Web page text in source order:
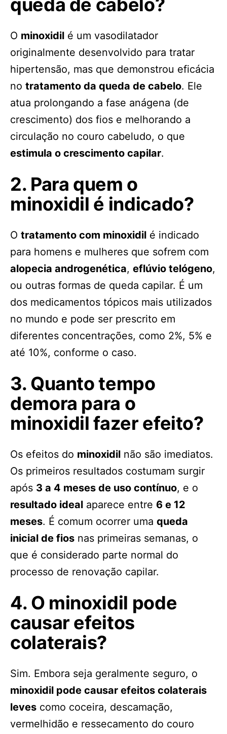
queda de cabelo?
O minoxidil é um vasodilatador
originalmente desenvolvido para tratar
hipertensão, mas que demonstrou eficácia
no tratamento da queda de cabelo. Ele
atua prolongando a fase anágena (de
crescimento) dos fios e melhorando a
circulação no couro cabeludo, o que
estimula o crescimento capilar.
2. Para quem o
minoxidil é indicado?
O tratamento com minoxidil é indicado
para homens e mulheres que sofrem com
alopecia androgenética, eflúvio telógeno,
ou outras formas de queda capilar. É um
dos medicamentos tópicos mais utilizados
no mundo e pode ser prescrito em
diferentes concentrações, como 2%, 5% e
até 10%, conforme o caso.
3. Quanto tempo
demora para o
minoxidil fazer efeito?
Os efeitos do minoxidil não são imediatos.
Os primeiros resultados costumam surgir
após 3 a 4 meses de uso contínuo, e o
resultado ideal aparece entre 6 e 12
meses. É comum ocorrer uma queda
inicial de fios nas primeiras semanas, o
que é considerado parte normal do
processo de renovação capilar.
4. O minoxidil pode
causar efeitos
colaterais?
Sim. Embora seja geralmente seguro, o
minoxidil pode causar efeitos colaterais
leves como coceira, descamação,
vermelhidão e ressecamento do couro